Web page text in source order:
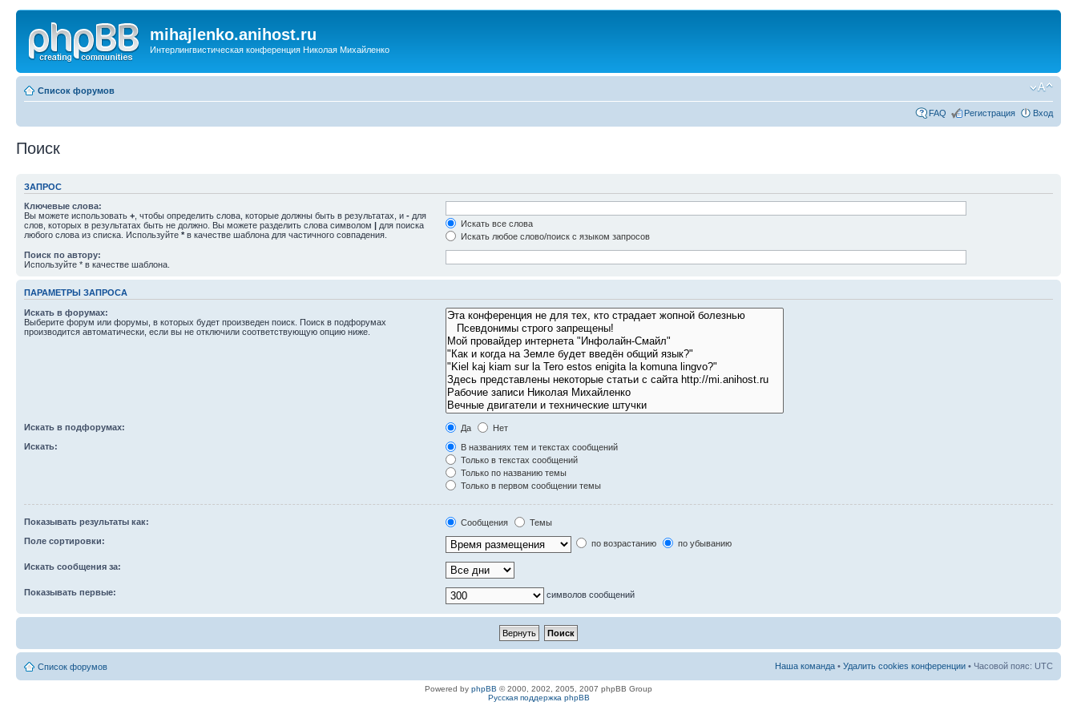
mihajlenko.anihost.ru
Интерлингвистическая конференция Николая Михайленко
Список форумов
FAQ Регистрация Вход
Поиск
ЗАПРОС
Ключевые слова:
Вы можете использовать + , чтобы определить слова, которые должны быть в результатах, и - для
слов, которых в результатах быть не должно. Вы можете разделить слова символом | для поиска
любого слова из списка. Используйте * в качестве шаблона для частичного совпадения.
Искать все слова
Искать любое слово/поиск с языком запросов
Поиск по автору:
Используйте * в качестве шаблона.
ПАРАМЕТРЫ ЗАПРОСА
Искать в форумах:
Выберите форум или форумы, в которых будет произведен поиск. Поиск в подфорумах
производится автоматически, если вы не отключили соответствующую опцию ниже.
Искать в подфорумах: Да
Нет
Искать:
В названиях тем и текстах сообщений
Только в текстах сообщений
Только по названию темы
Только в первом сообщении темы
Показывать результаты как: Сообщения
Темы
Поле сортировки:
по возрастанию по убыванию
Искать сообщения за:
Показывать первые: символов сообщений
Список форумов Наша команда • Удалить cookies конференции • Часовой пояс: UTC
Powered by phpBB © 2000, 2002, 2005, 2007 phpBB Group
Русская поддержка phpBB